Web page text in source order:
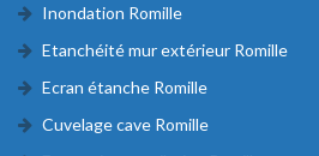
Inondation Romille
Etanchéité mur extérieur Romille
Ecran étanche Romille
Cuvelage cave Romille